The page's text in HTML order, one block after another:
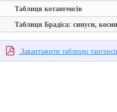
Таблиця котангенсів
Таблиця Брадіса: синуси,
Завантажити таблицю